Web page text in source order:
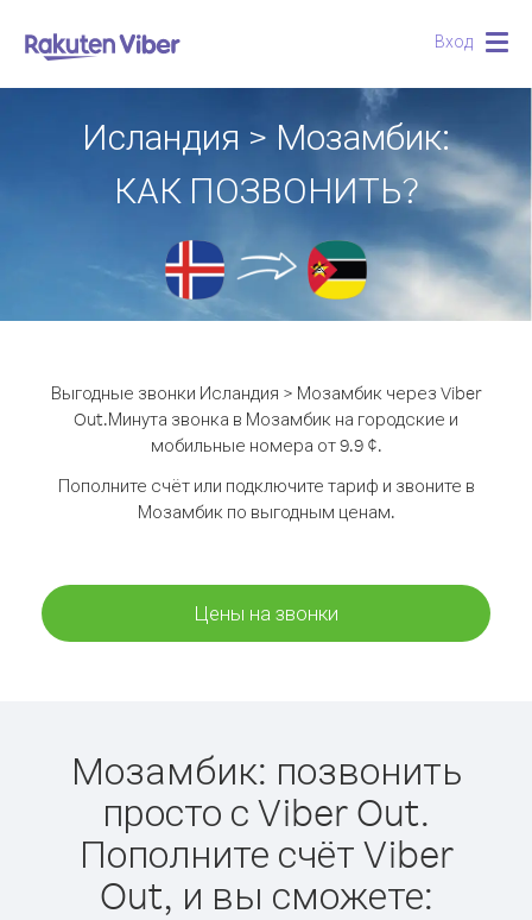
Вход
Исландия > Мозамбик:
КАК ПОЗВОНИТЬ?
Выгодные звонки Исландия > Мозамбик через Viber
Out.Минута звонка в Мозамбик на городские и
мобильные номера от 9.9 ¢.
Пополните счёт или подключите тариф и звоните в
Мозамбик по выгодным ценам.
Цены на звонки
Мозамбик: позвонить
просто с Viber Out.
Пополните счёт Viber
Out, и вы сможете: